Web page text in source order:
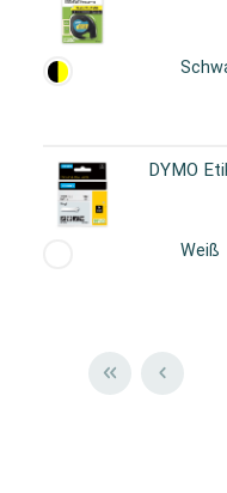
DYMO
Weiß